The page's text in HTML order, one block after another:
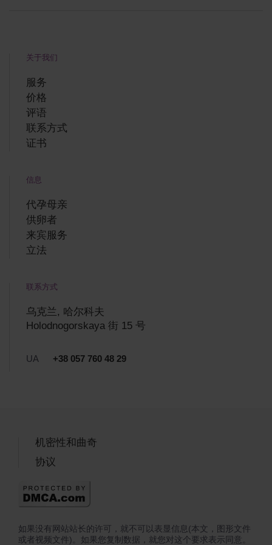
关于我们
服务
价格
评语
联系方式
证书
信息
代孕母亲
供卵者
来宾服务
立法
联系方式
乌克兰, 哈尔科夫
Holodnogorskaya 街 15 号
UA +38 057 760 48 29
如果没有网站站长的许可，就不可以表显信息(本文，图形文件
或者视频文件)。如果您复制数据，就您对这个要求表示同意。
机密性和曲奇
协议